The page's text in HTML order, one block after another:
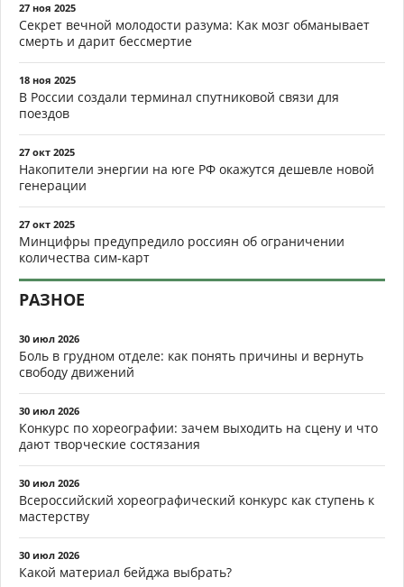
27 ноя 2025
Секрет вечной молодости разума: Как мозг обманывает
смерть и дарит бессмертие
18 ноя 2025
В России создали терминал спутниковой связи для
поездов
27 окт 2025
Накопители энергии на юге РФ окажутся дешевле новой
генерации
27 окт 2025
Минцифры предупредило россиян об ограничении
количества сим-карт
РАЗНОЕ
30 июл 2026
Боль в грудном отделе: как понять причины и вернуть
свободу движений
30 июл 2026
Конкурс по хореографии: зачем выходить на сцену и что
дают творческие состязания
30 июл 2026
Всероссийский хореографический конкурс как ступень к
мастерству
30 июл 2026
Какой материал бейджа выбрать?